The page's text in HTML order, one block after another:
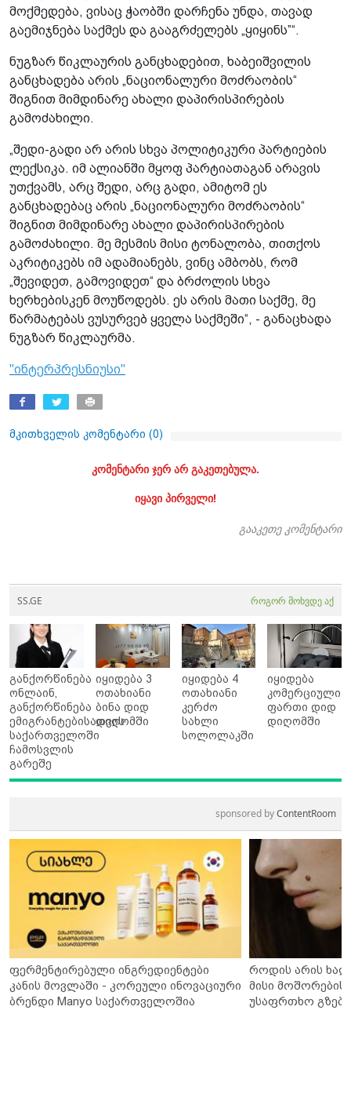
მოქმედება, ვისაც ჭაობში დარჩენა უნდა, თავად
გაემიჯნება საქმეს და გააგრძელებს „ყიყინს”“.
ნუგზარ წიკლაურის განცხადებით, ხაბეიშვილის
განცხადება არის „ნაციონალური მოძრაობის“
შიგნით მიმდინარე ახალი დაპირისპირების
გამოძახილი.
„შედი-გადი არ არის სხვა პოლიტიკური პარტიების
ლექსიკა. იმ ალიანში მყოფ პარტიათაგან არავის
უთქვამს, არც შედი, არც გადი, ამიტომ ეს
განცხადებაც არის „ნაციონალური მოძრაობის“
შიგნით მიმდინარე ახალი დაპირისპირების
გამოძახილი. მე მესმის მისი ტონალობა, თითქოს
აკრიტიკებს იმ ადამიანებს, ვინც ამბობს, რომ
„შევიდეთ, გამოვიდეთ“ და ბრძოლის სხვა
ხერხებისკენ მოუწოდებს. ეს არის მათი საქმე, მე
წარმატებას ვუსურვებ ყველა საქმეში“, - განაცხადა
ნუგზარ წიკლაურმა.
"ინტერპრესნიუსი"
მკითხველის კომენტარი (0)
კომენტარი ჯერ არ გაკეთებულა.
იყავი პირველი!
გააკეთე კომენტარი
SS.GE როგორ მოხვდე აქ
განქორწინება
ონლაინ,
განქორწინება
ემიგრანტებისათვის
საქართველოში
ჩამოსვლის
გარეშე
იყიდება 3
ოთახიანი
ბინა დიდ
დიღომში
იყიდება 4
ოთახიანი
კერძო
სახლი
სოლოლაკში
იყიდება
კომერციული
ფართი დიდ
დიღომში
sponsored byContentRoom
ფერმენტირებული ინგრედიენტები
კანის მოვლაში - კორეული ინოვაციური
ბრენდი Manyo საქართველოშია
როდის არის
მისი მოშორების
უსაფრთხო გზები